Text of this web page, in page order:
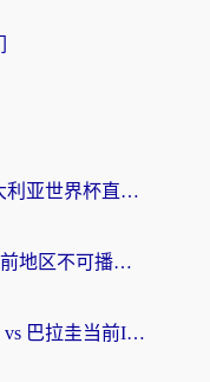
在国外怎么看美国 vs 澳大利亚世界杯直播？海外党必藏的中文解说观赛指南
在加拿大看抖音世界杯当前地区不可播放？海外党体育观赛终极指南
在海外看世界杯直播德国 vs 巴拉圭当前IP受限制？这篇指南帮你轻松解决地区限制